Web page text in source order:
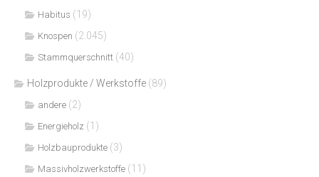
Habitus (19)
Knospen (2.045)
Stammquerschnitt (40)
Holzprodukte / Werkstoffe (89)
andere (2)
Energieholz (1)
Holzbauprodukte (3)
Massivholzwerkstoffe (11)